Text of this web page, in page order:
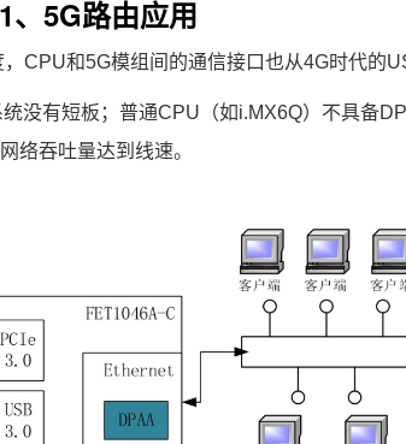
、5G路由应用
，CPU和5G模组 间的通信接口也从4G时代的
没有短板；普通CPU（如i.MX6Q）不具备
络吞吐量达到线速。